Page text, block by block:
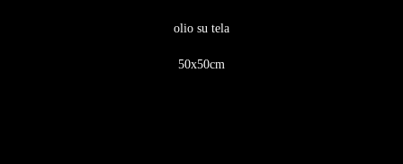
olio su tela
50x50cm